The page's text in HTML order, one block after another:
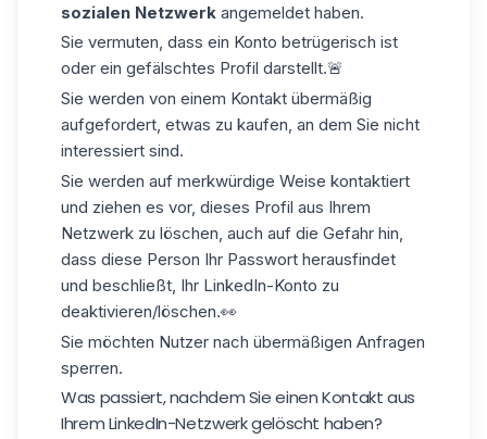
sozialen Netzwerk angemeldet haben.
Sie vermuten, dass ein Konto betrügerisch ist
oder ein gefälschtes Profil darstellt.🚨
Sie werden von einem Kontakt übermäßig
aufgefordert, etwas zu kaufen, an dem Sie nicht
interessiert sind.
Sie werden auf merkwürdige Weise kontaktiert
und ziehen es vor, dieses Profil aus Ihrem
Netzwerk zu löschen, auch auf die Gefahr hin,
dass diese Person Ihr Passwort herausfindet
und beschließt, Ihr LinkedIn-Konto zu
deaktivieren/löschen.👀
Sie möchten Nutzer nach übermäßigen Anfragen
sperren.
Was passiert, nachdem Sie einen Kontakt aus
Ihrem LinkedIn-Netzwerk gelöscht haben?